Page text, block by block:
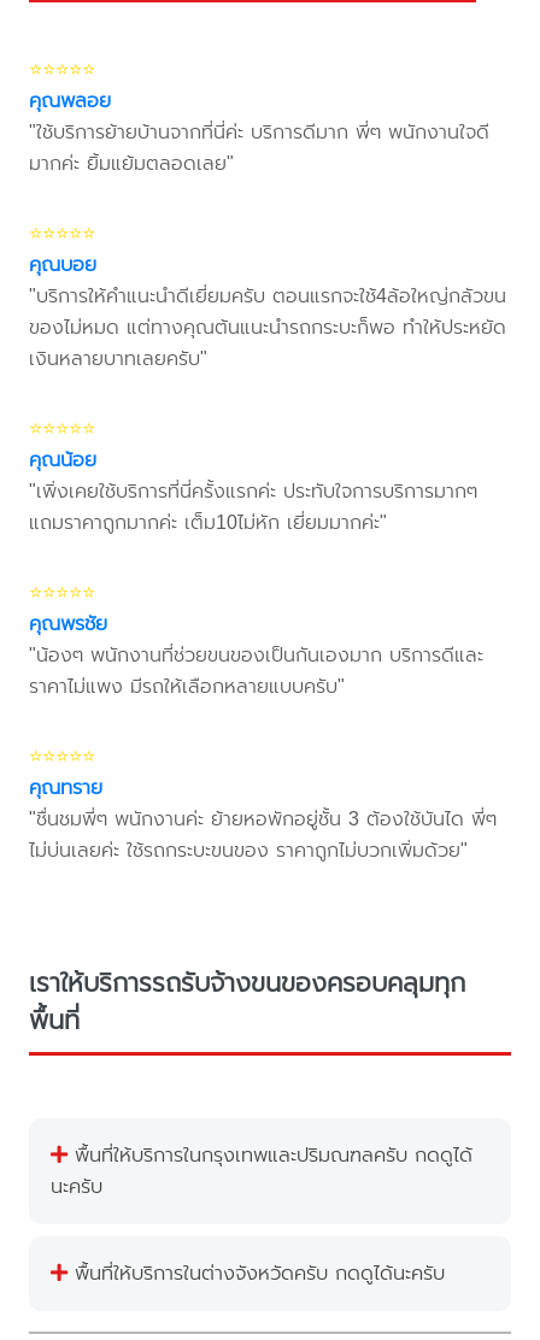
⭐⭐⭐⭐⭐
คุณพลอย
"ใช้บริการย้ายบ้านจากที่นี่ค่ะ บริการดีมาก พี่ๆ พนักงานใจดี
มากค่ะ ยิ้มแย้มตลอดเลย"
⭐⭐⭐⭐⭐
คุณบอย
"บริการให้คำแนะนำดีเยี่ยมครับ ตอนแรกจะใช้4ล้อใหญ่กลัวขน
ของไม่หมด แต่ทางคุณต้นแนะนำรถกระบะก็พอ ทำให้ประหยัด
เงินหลายบาทเลยครับ"
⭐⭐⭐⭐⭐
คุณน้อย
"เพิ่งเคยใช้บริการที่นี่ครั้งแรกค่ะ ประทับใจการบริการมากๆ
แถมราคาถูกมากค่ะ เต็ม10ไม่หัก เยี่ยมมากค่ะ"
⭐⭐⭐⭐⭐
คุณพรชัย
"น้องๆ พนักงานที่ช่วยขนของเป็นกันเองมาก บริการดีและ
ราคาไม่แพง มีรถให้เลือกหลายแบบครับ"
⭐⭐⭐⭐⭐
คุณทราย
"ชื่นชมพี่ๆ พนักงานค่ะ ย้ายหอพักอยู่ชั้น 3 ต้องใช้บันได พี่ๆ
ไม่บ่นเลยค่ะ ใช้รถกระบะขนของ ราคาถูกไม่บวกเพิ่มด้วย"
เราให้บริการรถรับจ้างขนของครอบคลุมทุก
พื้นที่
พื้นที่ให้บริการในกรุงเทพและปริมณฑลครับ กดดูได้
นะครับ
พื้นที่ให้บริการในต่างจังหวัดครับ กดดูได้นะครับ